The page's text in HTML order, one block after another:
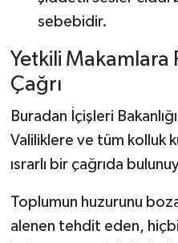
sebebidir.
Yetkili Makamlara
Çağrı
Buradan İçişleri
Valiliklere ve tüm kolluk
ısrarlı bir çağrıda
Toplumun huzurunu
alenen tehdit eden,